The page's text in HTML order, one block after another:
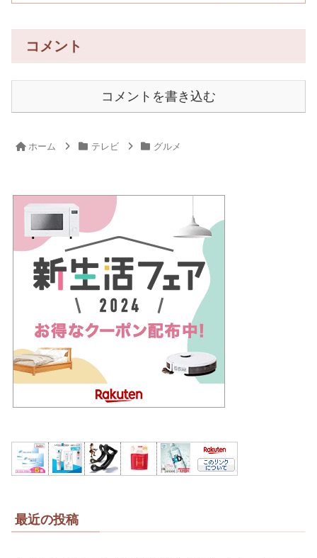
コメント
コメントを書き込む
ホーム テレビ グルメ
最近の投稿